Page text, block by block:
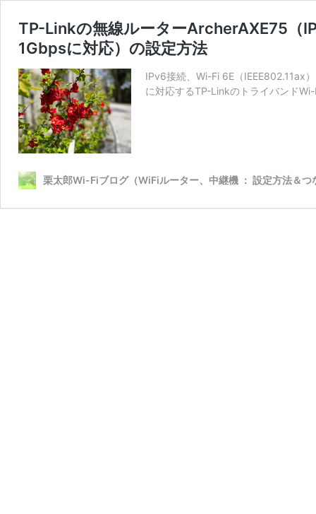
TP-Linkの無線ルーターArcherAXE75（
1Gbpsに対応）の設定方法
IPv6接続、Wi-Fi 6E（IEEE802.11ax
に対応するTP-Linkのトライバンド
栗太郎Wi-Fiブログ（WiFiルーター、中継機 ： 設定方法＆つ